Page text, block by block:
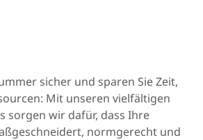
sicher und sparen Sie Zeit,
Mit unseren vielfältigen
sorgen wir dafür, dass Ihre
normgerecht und